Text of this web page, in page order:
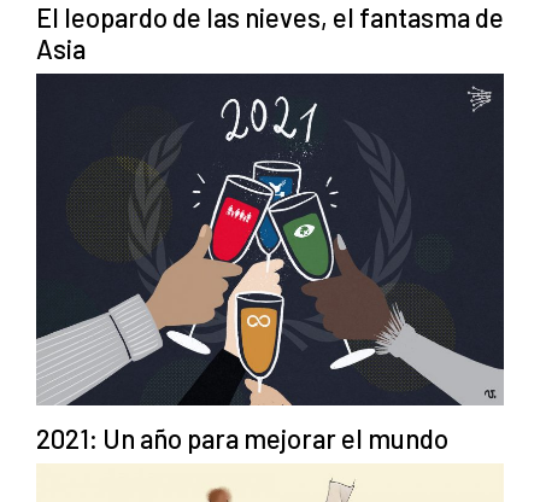
El leopardo de las nieves, el fantasma de
Asia
2021: Un año para mejorar el mundo